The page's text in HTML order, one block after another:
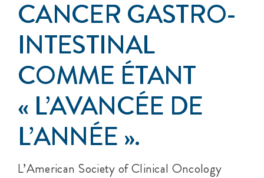
CANCER GASTRO-
INTESTINAL
COMME ÉTANT
« L’AVANCÉE DE
L’ANNÉE ».
L’American Society of Clinical Oncology